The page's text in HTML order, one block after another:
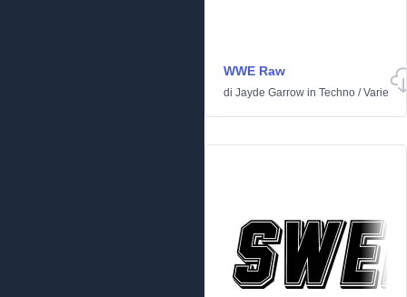
WWE Raw
di Jayde Garrow in Techno /Varie